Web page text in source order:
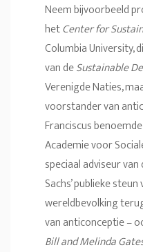
Neem bijvoorbeeld
hetCenter for
Columbia University,
van deSustainable
Verenigde Naties,
voorstander van
Franciscus
Academie voor
speciaal adviseur
Sachs’ publieke
wereldbevolking
van anticonceptie –
Bill and Melinda